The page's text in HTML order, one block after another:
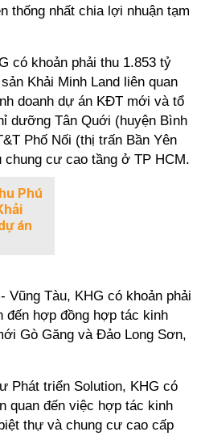
thống nhất chia lợi nhuận tạm
có khoản phải thu 1.853 tỷ
Khải Minh Land liên quan
doanh dự án KĐT mới và tổ
dưỡng Tân Quới (huyện Bình
Phố Nối (thị trấn Bần Yên
chung cư cao tầng ở TP HCM.
Phú
án
Vũng Tàu, KHG có khoản phải
đến hợp đồng hợp tác kinh
Gò Găng và Đảo Long Sơn,
Phát triển Solution, KHG có
quan đến việc hợp tác kinh
thự và chung cư cao cấp